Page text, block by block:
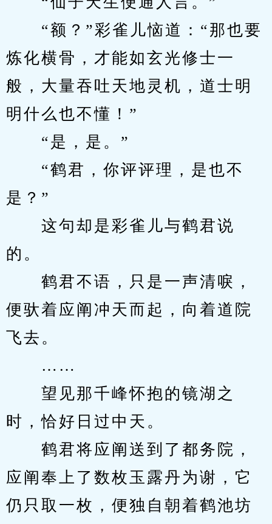
“额？”彩雀儿恼道：“那也要
炼化横骨，才能如玄光修士一
般，大量吞吐天地灵机，道士明
明什么也不懂！”
“是，是。”
“鹤君，你评评理，是也不
是？”
这句却是彩雀儿与鹤君说
的。
鹤君不语，只是一声清唳，
便驮着应阐冲天而起，向着道院
飞去。
……
望见那千峰怀抱的镜湖之
时，恰好日过中天。
鹤君将应阐送到了都务院，
应阐奉上了数枚玉露丹为谢，它
仍只取一枚，便独自朝着鹤池坊